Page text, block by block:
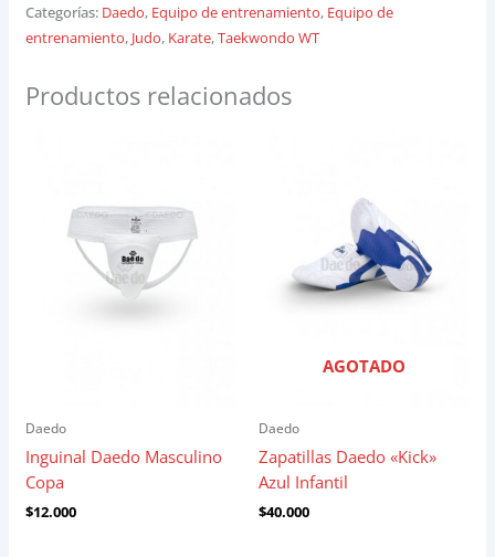
Categorías: Daedo, Equipo de entrenamiento, Equipo de
entrenamiento, Judo, Karate,Taekwondo WT
Productos relacionados
Daedo
Inguinal Daedo Masculino
Copa
$12.000
AGOTADO
Daedo
Zapatillas Daedo «Kick»
Azul Infantil
$40.000